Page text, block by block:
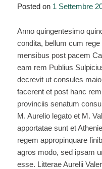
Posted on 1 Settembre
Anno quingentesimo
condita, bellum cum
mensibus post pacem
eam rem Publius
decrevit ut consules
facerent et post hanc
provinciis senatum
M. Aurelio legato et M.
apportatae sunt et
regem appropinquare
agros modo, sed ipsam
esse. Litterae Aurelii